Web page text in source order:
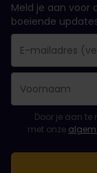
Meld je aan voor
boeiende
Je inschrijving is
E-mailadres is
E-mailadres is
Fout bij het
Je hebt je al
Ga akkoord
Door je aan te
met onze